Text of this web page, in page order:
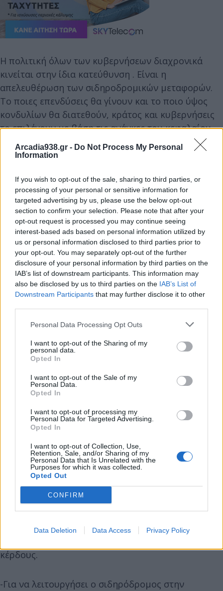
Arcadia938.gr - Do Not Process My Personal
Information
If you wish to opt-out of the sale, sharing to third parties, or
processing of your personal or sensitive information for
targeted advertising by us, please use the below opt-out
section to confirm your selection. Please note that after your
opt-out request is processed you may continue seeing
interest-based ads based on personal information utilized by
us or personal information disclosed to third parties prior to
your opt-out. You may separately opt-out of the further
disclosure of your personal information by third parties on the
IAB’s list of downstream participants. This information may
also be disclosed by us to third parties on the IAB’s List of
Downstream Participants that may further disclose it to other
Personal Data Processing Opt Outs
I want to opt-out of the Sharing of my
personal data.
Opted In
I want to opt-out of the Sale of my
Personal Data.
Opted In
I want to opt-out of processing my
Personal Data for Targeted Advertising.
Opted In
I want to opt-out of Collection, Use,
Retention, Sale, and/or Sharing of my
Personal Data that Is Unrelated with the
Purposes for which it was collected.
Opted Out
CONFIRM
Data Deletion Data Access Privacy Policy
Η πολιτική όλων των κυβερνήσεων διαχρονικά
κινείται στην ίδια κατεύθυνση . Είναι η
απελευθέρωση των σιδηροδρομικών μεταφορών.
Το ποιες επενδύσεις θα γίνουν και το ποιο ύψος
κονδυλίων θα διατεθούν, κράτος και κυβερνήσεις
το επιλέγουν με βάση τις ανάγκες του κεφαλαίου,
την κερδοφορία των λίγων και όχι την ικανοποίηση
των σύγχρονων λαϊκών αναγκών.
Για αυτό φτάσαμε στην εγκατάλειψη του
Σιδηροδρόμου στην Πελοπόννησο. Για αυτό
παρέμεινε για χρόνια η απαρχαιωμένη χάραξη της
εποχής του Τρικούπη.
Εμείς λοιπόν λεμέ αυτά τα κονδύλια να πέσουνε για
να γίνει καινούρια χάραξη γιατί μόνο με αυτόν τον
τρόπο θα γίνει βιώσιμος ο σιδηρόδρομος στην
Πελοπόννησο ας γίνει η αρχή με αυτά τα 4
εκατομμύρια
Οι συνέπειες αυτής της πολιτικής είναι οδυνηρές
ιδιωτικούς ομίλους, πλουσιοπάροχες επιδοτήσεις
σε ιδιώτες (μόνο η Hellenik Train επιδοτείται με 50
εκατομμύρια ευρώ το χρόνο), χωρίς να κάνει αυτά
που οφείλει προσφέροντας ανασφάλεια και
το έγκλημα στα Τέμπη και όχι μόνο.
Εμείς τα συνταξιουχικά σωματεία στην Αρκαδία
καλούμε όλους τους φορείς, τα σωματεία, τους
περιβαλλοντικούς, αθλητικούς και άλλους
μαζικούς φορείς να ενώσουμε τις δυνάμεις μας και
να παλέψουμε:
-Για σιδηρόδρομο στη Πελοπόννησο σύγχρονο -
κέρδους.
-Για να λειτουργήσει ο σιδηρόδρομος στην